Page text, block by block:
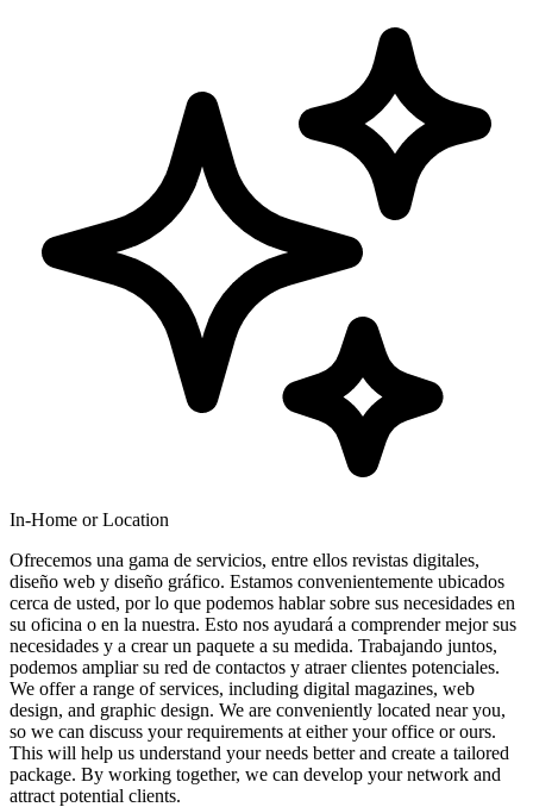
In-Home or Location
Ofrecemos una gama de servicios, entre ellos revistas digitales,
diseño web y diseño gráfico. Estamos convenientemente ubicados
cerca de usted, por lo que podemos hablar sobre sus necesidades en
su oficina o en la nuestra. Esto nos ayudará a comprender mejor sus
necesidades y a crear un paquete a su medida. Trabajando juntos,
podemos ampliar su red de contactos y atraer clientes potenciales.
We offer a range of services, including digital magazines, web
design, and graphic design. We are conveniently located near you,
so we can discuss your requirements at either your office or ours.
This will help us understand your needs better and create a tailored
package. By working together, we can develop your network and
attract potential clients.